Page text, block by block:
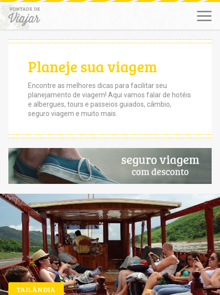
Planeje sua viagem
Encontre as melhores dicas para facilitar seu
planejamento de viagem! Aqui vamos falar de hotéis
e albergues, tours e passeios guiados, câmbio,
seguro viagem e muito mais.
TAILÂNDIA